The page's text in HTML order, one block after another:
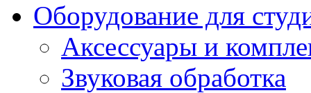
Оборудование для
Аксессуары и
Звуковая обработка